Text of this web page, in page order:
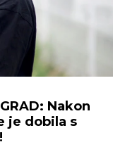
Nakon
je dobila s